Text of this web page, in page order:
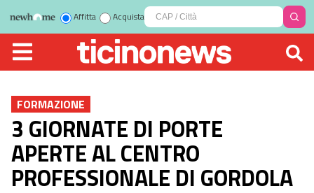
Affitta Acquista
FORMAZIONE
3 GIORNATE DI PORTE
APERTE AL CENTRO
PROFESSIONALE DI GORDOLA